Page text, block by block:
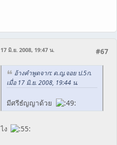
#67
17 มิ.ย. 2008, 19:47 น.
อ้างคำพูดจาก: ด.ญ.จอย ป.5ก.
เมื่อ 17 มิ.ย. 2008, 19:44 น.
มีศรีธํญญาด้วย
ไง